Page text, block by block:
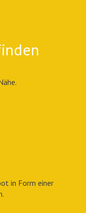
in Form einer